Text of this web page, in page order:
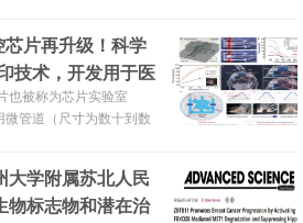
，既比瑞德西韦便宜，又
芯片再升级！科学
技术，开发用于医
控芯片
也被称为芯片实验室
微管道（尺寸为数十到数
打印技术，开发出可用
片。
大学附属苏北人民
物标志物和潜在治